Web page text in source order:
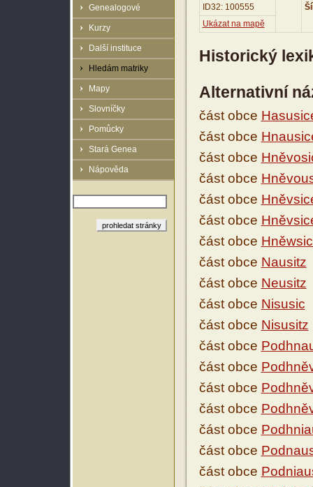
Genealogové
Kurzy
Další instituce
Hledám matriky
Mapy
Slovníčky
Pomůcky
Stará Genea
Nápověda
ID32: 100555
Ukázat na mapě
Historický
Alternativní
část obce
část obce
část obce
část obce
část obce
část obce
část obce
část obce Nausitz
část obce Neusitz
část obce Nisusic
část obce Nisusitz
část obce
část obce
část obce
část obce
část obce
část obce
část obce